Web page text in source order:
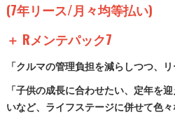
(7年リース/月々均等払い)
＋ Rメンテパック7
「クルマの管理負担を減らしつつ、
「子供の成長に合わせたい、定年を
いなど、ライフステージに併せて色